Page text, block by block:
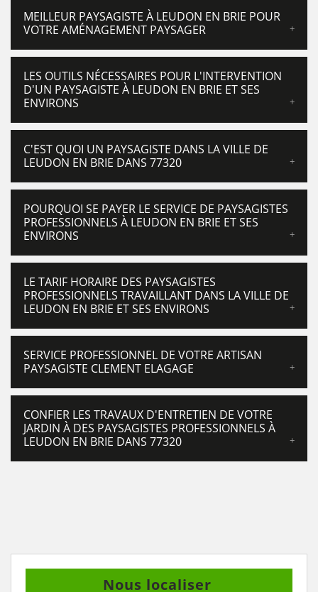
MEILLEUR PAYSAGISTE À LEUDON EN BRIE POUR
VOTRE AMÉNAGEMENT PAYSAGER
LES OUTILS NÉCESSAIRES POUR L'INTERVENTION
D'UN PAYSAGISTE À LEUDON EN BRIE ET SES
ENVIRONS
C'EST QUOI UN PAYSAGISTE DANS LA VILLE DE
LEUDON EN BRIE DANS 77320
POURQUOI SE PAYER LE SERVICE DE PAYSAGISTES
PROFESSIONNELS À LEUDON EN BRIE ET SES
ENVIRONS
LE TARIF HORAIRE DES PAYSAGISTES
PROFESSIONNELS TRAVAILLANT DANS LA VILLE DE
LEUDON EN BRIE ET SES ENVIRONS
SERVICE PROFESSIONNEL DE VOTRE ARTISAN
PAYSAGISTE CLEMENT ELAGAGE
CONFIER LES TRAVAUX D'ENTRETIEN DE VOTRE
JARDIN À DES PAYSAGISTES PROFESSIONNELS À
LEUDON EN BRIE DANS 77320
Nous localiser